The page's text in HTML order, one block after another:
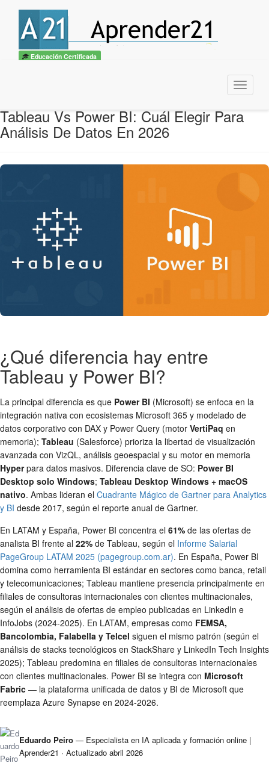
Educación Certificada
Menu
Tableau Vs Power BI: Cuál Elegir Para
Análisis De Datos En 2026
¿Qué diferencia hay entre
Tableau y Power BI?
La principal diferencia es que Power BI (Microsoft) se enfoca en la
integración nativa con ecosistemas Microsoft 365 y modelado de
datos corporativo con DAX y Power Query (motor VertiPaq en
memoria); Tableau (Salesforce) prioriza la libertad de visualización
avanzada con VizQL, análisis geoespacial y su motor en memoria
Hyperpara datos masivos. Diferencia clave de SO: Power BI
Desktop solo Windows; Tableau Desktop Windows + macOS
nativo. Ambas lideran el Cuadrante Mágico de Gartner para Analytics
y BI desde 2017, según el reporte anual de Gartner.
En LATAM y España, Power BI concentra el 61% de las ofertas de
analista BI frente al 22% de Tableau, según el Informe Salarial
PageGroup LATAM 2025 (pagegroup.com.ar). En España, Power BI
domina como herramienta BI estándar en sectores como banca, retail
y telecomunicaciones; Tableau mantiene presencia principalmente en
filiales de consultoras internacionales con clientes multinacionales,
según el análisis de ofertas de empleo publicadas en LinkedIn e
InfoJobs (2024-2025). En LATAM, empresas como FEMSA,
Bancolombia, Falabella y Telcel siguen el mismo patrón (según el
análisis de stacks tecnológicos en StackShare y LinkedIn Tech Insights
2025); Tableau predomina en filiales de consultoras internacionales
con clientes multinacionales. Power BI se integra con Microsoft
Fabric — la plataforma unificada de datos y BI de Microsoft que
reemplaza Azure Synapse en 2024-2026.
Eduardo Peiro — Especialista en IA aplicada y formación online |
Aprender21 · Actualizado abril 2026